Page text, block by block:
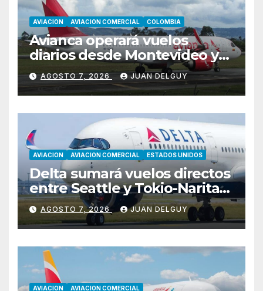
AVIACION AVIACION COMERCIAL COLOMBIA
Avianca operará vuelos
diarios desde Montevideo y
Asunción hacia Bogotá
AGOSTO 7, 2026 JUAN DELGUY
AVIACION AVIACION COMERCIAL ESTADOS UNIDOS
Delta sumará vuelos directos
entre Seattle y Tokio-Narita
desde marzo de 2027
AGOSTO 7, 2026 JUAN DELGUY
AVIACION AVIACION COMERCIAL